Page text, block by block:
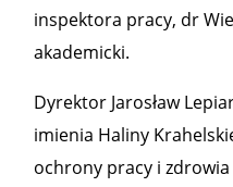
inspektora pracy, dr
akademicki.
Dyrektor Jarosław
imienia Haliny
ochrony pracy i